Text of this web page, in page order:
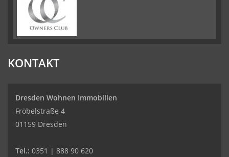
KONTAKT
Dresden Wohnen Immobilien
Fröbelstraße 4
01159 Dresden
Tel.: 0351 | 888 90 620